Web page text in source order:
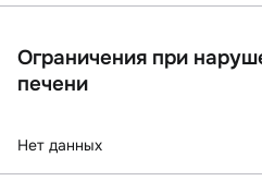
Ограничения при
печени
Нет данных